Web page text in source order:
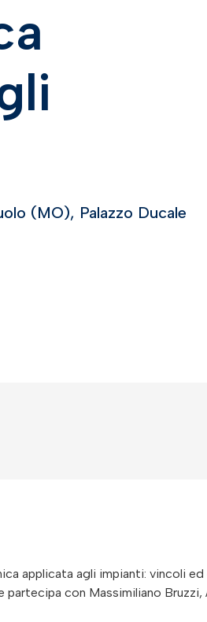
(MO), Palazzo Ducale
applicata agli impianti: vincoli
partecipa con Massimiliano